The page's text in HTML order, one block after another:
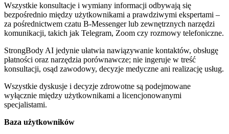
Wszystkie konsultacje i wymiany informacji odbywają się
bezpośrednio między użytkownikami a prawdziwymi ekspertami –
za pośrednictwem czatu B-Messenger lub zewnętrznych narzędzi
komunikacji, takich jak Telegram, Zoom czy rozmowy telefoniczne.
StrongBody AI jedynie ułatwia nawiązywanie kontaktów, obsługę
płatności oraz narzędzia porównawcze; nie ingeruje w treść
konsultacji, osąd zawodowy, decyzje medyczne ani realizację usług.
Wszystkie dyskusje i decyzje zdrowotne są podejmowane
wyłącznie między użytkownikami a licencjonowanymi
specjalistami.
Baza użytkowników